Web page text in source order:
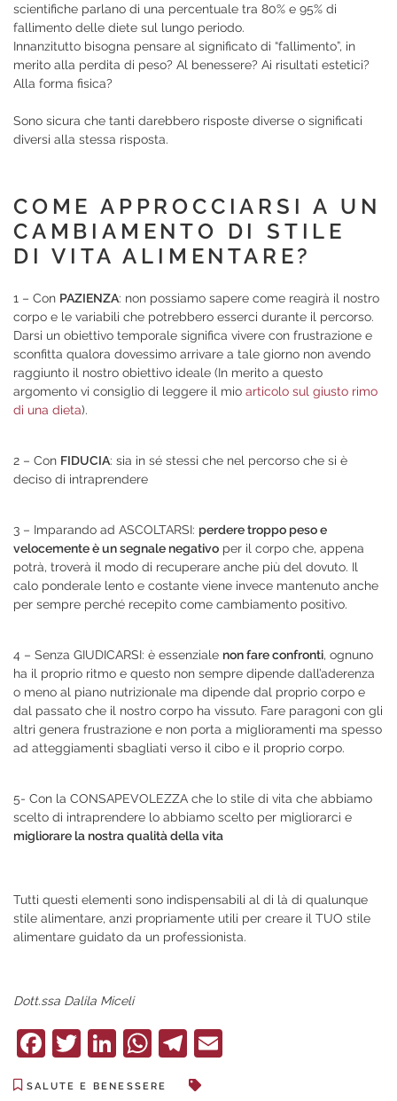
scientifiche parlano di una percentuale tra 80% e 95% di
fallimento delle diete sul lungo periodo.
Innanzitutto bisogna pensare al significato di “fallimento”, in
merito alla perdita di peso? Al benessere? Ai risultati estetici?
Alla forma fisica?
Sono sicura che tanti darebbero risposte diverse o significati
diversi alla stessa risposta.
COME APPROCCIARSI A UN
CAMBIAMENTO DI STILE
DI VITA ALIMENTARE?
1 – Con PAZIENZA: non possiamo sapere come reagirà il nostro
corpo e le variabili che potrebbero esserci durante il percorso.
Darsi un obiettivo temporale significa vivere con frustrazione e
sconfitta qualora dovessimo arrivare a tale giorno non avendo
raggiunto il nostro obiettivo ideale (In merito a questo
argomento vi consiglio di leggere il mio articolo sul giusto rimo
di una dieta).
2 – Con FIDUCIA: sia in sé stessi che nel percorso che si è
deciso di intraprendere
3 – Imparando ad ASCOLTARSI: perdere troppo peso e
velocemente è un segnale negativo per il corpo che, appena
potrà, troverà il modo di recuperare anche più del dovuto. Il
calo ponderale lento e costante viene invece mantenuto anche
per sempre perché recepito come cambiamento positivo.
4 – Senza GIUDICARSI: è essenziale non fare confronti, ognuno
ha il proprio ritmo e questo non sempre dipende dall’aderenza
o meno al piano nutrizionale ma dipende dal proprio corpo e
dal passato che il nostro corpo ha vissuto. Fare paragoni con gli
altri genera frustrazione e non porta a miglioramenti ma spesso
ad atteggiamenti sbagliati verso il cibo e il proprio corpo.
5- Con la CONSAPEVOLEZZA che lo stile di vita che abbiamo
scelto di intraprendere lo abbiamo scelto per migliorarci e
migliorare la nostra qualità della vita
Tutti questi elementi sono indispensabili al di là di qualunque
stile alimentare, anzi propriamente utili per creare il TUO stile
alimentare guidato da un professionista.
Dott.ssa Dalila Miceli
Facebook
Twitter
LinkedIn
WhatsApp
Telegram
SALUTE E BENESSERE